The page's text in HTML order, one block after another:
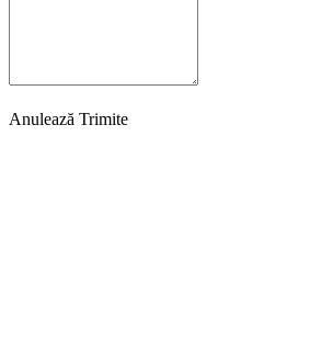
Anulează Trimite